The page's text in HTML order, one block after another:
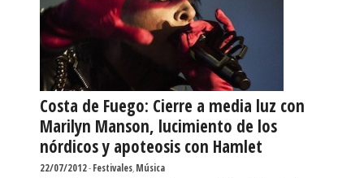
Costa de Fuego: Cierre a media luz con
Marilyn Manson, lucimiento de los
nórdicos y apoteosis con Hamlet
22/07/2012-Festivales,Música